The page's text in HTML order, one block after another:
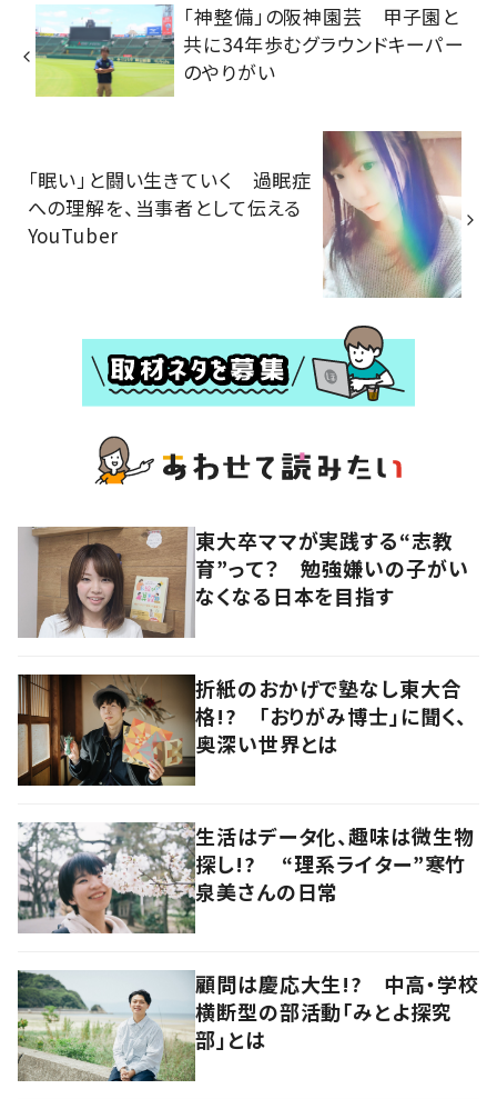
「神整備」の阪神園芸 甲子園と
共に34年歩むグラウンドキーパー
のやりがい
「眠い」と闘い生きていく 過眠症
への理解を、当事者として伝える
YouTuber
東大卒ママが実践する“志教
育”って？ 勉強嫌いの子がい
なくなる日本を目指す
折紙のおかげで塾なし東大合
格!? 「おりがみ博士」に聞く、
奥深い世界とは
生活はデータ化、趣味は微生物
探し!? “理系ライター”寒竹
泉美さんの日常
顧問は慶応大生!? 中高・学校
横断型の部活動「みとよ探究
部」とは